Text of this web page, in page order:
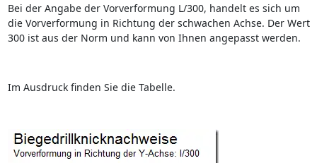
Bei der Angabe der Vorverformung L/300, handelt es sich um
die Vorverformung in Richtung der schwachen Achse. Der Wert
300 ist aus der Norm und kann von Ihnen angepasst werden.
Im Ausdruck finden Sie die Tabelle.